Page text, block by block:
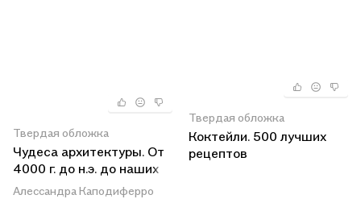
Твердая обложка
Чудеса архитектуры. От
4000 г. до н.э. до наших
дней
Алессандра Каподиферро
Твердая обложка
Коктейли. 500 лучших
рецептов